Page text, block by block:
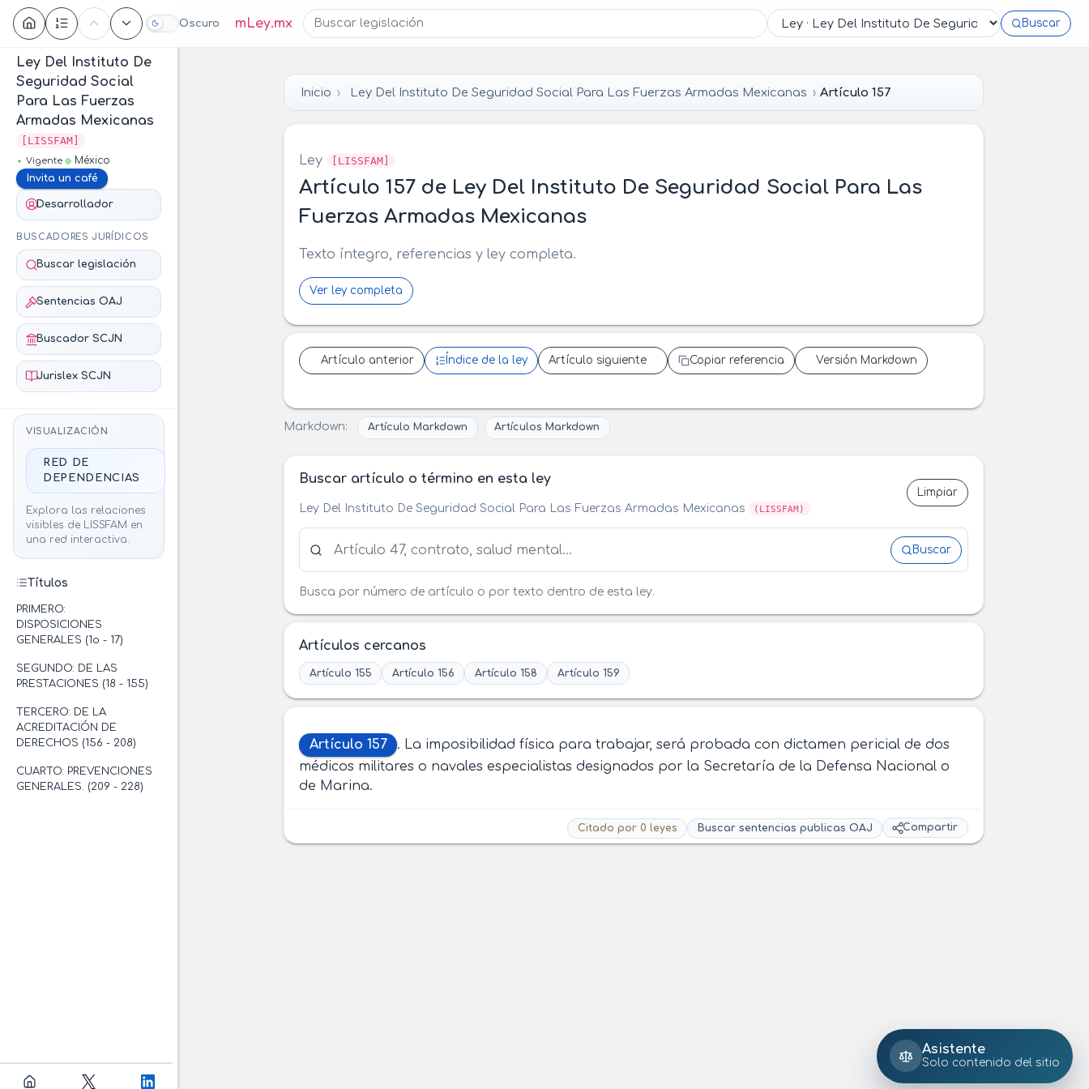
Oscuro mLey.mx Buscar
Contenido
Ley Del Instituto De
Seguridad Social
Para Las Fuerzas
Armadas Mexicanas
[LISSFAM]
Vigente
México
Invita un café
Desarrollador
BUSCADORES JURÍDICOS
Buscar legislación
Sentencias OAJ
Buscador SCJN
Jurislex SCJN
VISUALIZACIÓN
RED DE
DEPENDENCIAS
Explora las relaciones
visibles de LISSFAM en
una red interactiva.
Títulos
PRIMERO:
DISPOSICIONES
GENERALES (1o - 17)
SEGUNDO: DE LAS
PRESTACIONES (18 - 155)
TERCERO: DE LA
ACREDITACIÓN DE
DERECHOS (156 - 208)
CUARTO: PREVENCIONES
GENERALES. (209 - 228)
Inicio Ley Del Instituto De Seguridad Social Para Las Fuerzas Armadas Mexicanas Artículo 157
Ley [LISSFAM]
Artículo 157 de Ley Del Instituto De Seguridad Social Para Las
Fuerzas Armadas Mexicanas
Texto íntegro, referencias y ley completa.
Ver ley completa
Artículo anterior Índice de la ley Artículo siguiente Copiar referencia Versión Markdown
Markdown: Artículo Markdown Artículos Markdown
Buscar artículo o término en esta ley
Ley Del Instituto De Seguridad Social Para Las Fuerzas Armadas Mexicanas (LISSFAM)
Limpiar
Buscar
Busca por número de artículo o por texto dentro de esta ley.
Artículos cercanos
Artículo 155 Artículo 156 Artículo 158 Artículo 159
Artículo 157
. La imposibilidad física para trabajar, será probada con dictamen pericial de dos
médicos militares o navales especialistas designados por la Secretaría de la Defensa Nacional o
de Marina.
Citado por 0 leyes Buscar sentencias publicas OAJ Compartir
Asistente
Solo contenido del sitio